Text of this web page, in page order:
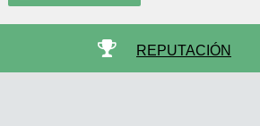
REPUTACIÓN